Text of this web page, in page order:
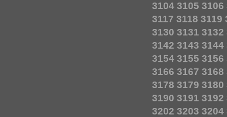
3104 3105 3106
3117 3118 3119
3130 3131 3132
3142 3143 3144
3154 3155 3156
3166 3167 3168
3178 3179 3180
3190 3191 3192
3202 3203 3204